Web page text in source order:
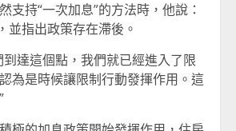
支持“一次加息”的方法時，他說：
並指出政策存在滯後。
到達這個點，我們就已經進入了限
為是時候讓限制行動發揮作用。這